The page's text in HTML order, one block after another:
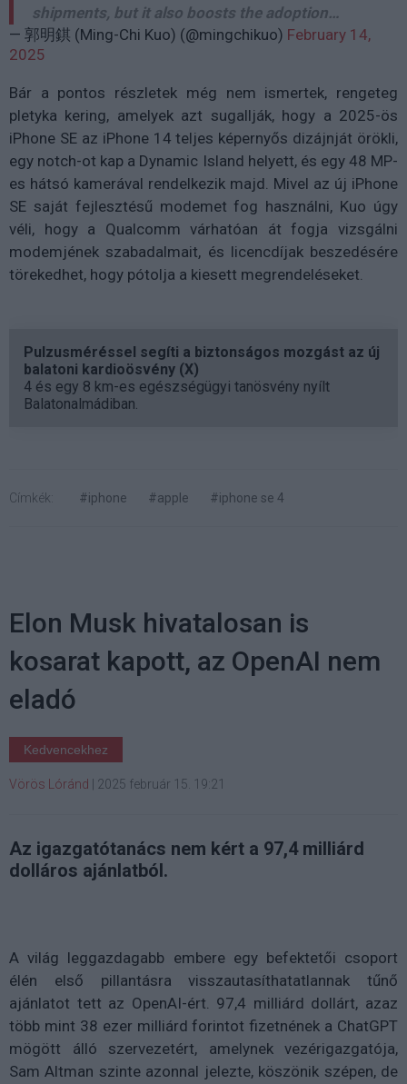
shipments, but it also boosts the adoption…
— 郭明錤 (Ming-Chi Kuo) (@mingchikuo) February 14,
2025
Bár a pontos részletek még nem ismertek, rengeteg
pletyka kering, amelyek azt sugallják, hogy a 2025-ös
iPhone SE az iPhone 14 teljes képernyős dizájnját örökli,
egy notch-ot kap a Dynamic Island helyett, és egy 48 MP-
es hátsó kamerával rendelkezik majd. Mivel az új iPhone
SE saját fejlesztésű modemet fog használni, Kuo úgy
véli, hogy a Qualcomm várhatóan át fogja vizsgálni
modemjének szabadalmait, és licencdíjak beszedésére
törekedhet, hogy pótolja a kiesett megrendeléseket.
Pulzusméréssel segíti a biztonságos mozgást az új
balatoni kardioösvény (X)
4 és egy 8 km-es egészségügyi tanösvény nyílt
Balatonalmádiban.
Címkék: #iphone #apple #iphone se 4
Elon Musk hivatalosan is
kosarat kapott, az OpenAI nem
eladó
Kedvencekhez
Vörös Lóránd 2025 február 15. 19:21
Az igazgatótanács nem kért a 97,4 milliárd
dolláros ajánlatból.
A világ leggazdagabb embere egy befektetői csoport
élén első pillantásra visszautasíthatatlannak tűnő
ajánlatot tett az OpenAI-ért. 97,4 milliárd dollárt, azaz
több mint 38 ezer milliárd forintot fizetnének a ChatGPT
mögött álló szervezetért, amelynek vezérigazgatója,
Sam Altman szinte azonnal jelezte, köszönik szépen, de